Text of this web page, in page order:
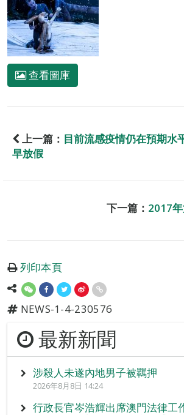
查看圖庫
上一篇： 目前流感疫情仍在預期水
早放假
下一篇： 2017
列印本頁
NEWS-1-4-230576
最新新聞
涉殺人未遂內地男子被羈押
2026年8月8日 14:24
行政長官岑浩輝出席澳門法律工